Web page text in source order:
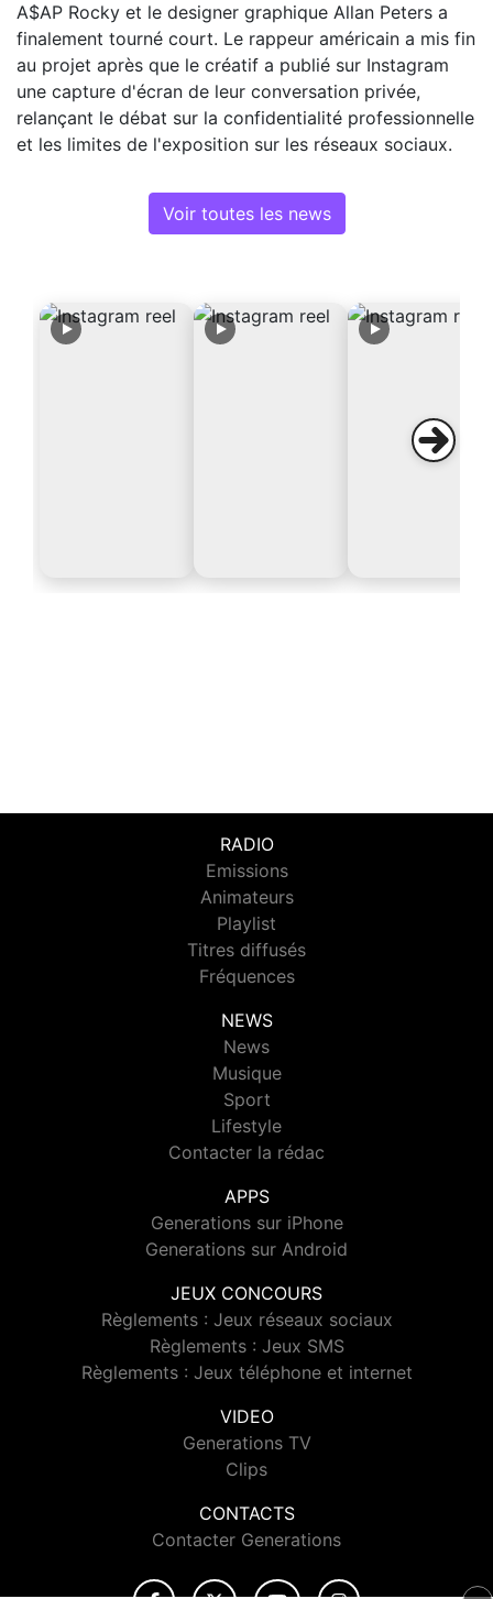
A$AP Rocky et le designer graphique Allan Peters a
finalement tourné court. Le rappeur américain a mis fin
au projet après que le créatif a publié sur Instagram
une capture d'écran de leur conversation privée,
relançant le débat sur la confidentialité professionnelle
et les limites de l'exposition sur les réseaux sociaux.
Voir toutes les news
RADIO
Emissions
Animateurs
Playlist
Titres diffusés
Fréquences
NEWS
News
Musique
Sport
Lifestyle
Contacter la rédac
APPS
Generations sur iPhone
Generations sur Android
JEUX CONCOURS
Règlements : Jeux réseaux sociaux
Règlements : Jeux SMS
Règlements : Jeux téléphone et internet
VIDEO
Generations TV
Clips
CONTACTS
Contacter Generations